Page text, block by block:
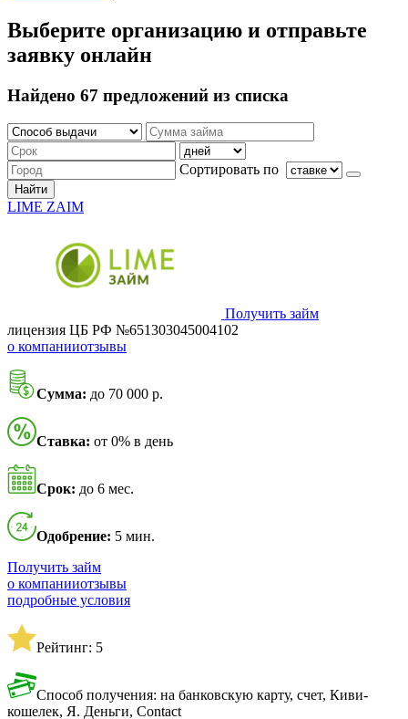
Выберите организацию и отправьте
заявку онлайн
Найдено 67 предложений из списка
Сортировать по
Найти
LIME ZAIM
Получить займ
лицензия ЦБ РФ №651303045004102
о компанииотзывы
Сумма: до 70 000 р.
Ставка: от 0% в день
Срок: до 6 мес.
Одобрение: 5 мин.
Получить займ
о компанииотзывы
подробные условия
Рейтинг: 5
Способ получения: на банковскую карту, счет, Киви-
кошелек, Я. Деньги, Contact